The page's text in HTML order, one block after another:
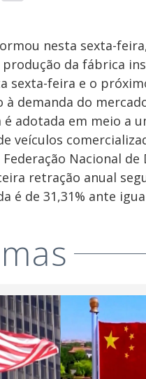
nesta sexta-
produção da fábrica
sexta-feira e o
à demanda do
é adotada em meio a
veículos
Federação Nacional
retração anual
é de 31,31% ante